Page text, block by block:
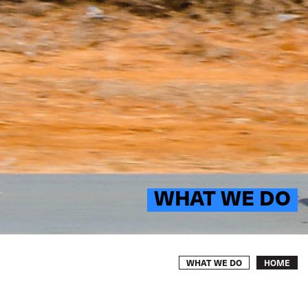
WHAT WE DO
Breadcrumb
HOME
WHAT WE DO